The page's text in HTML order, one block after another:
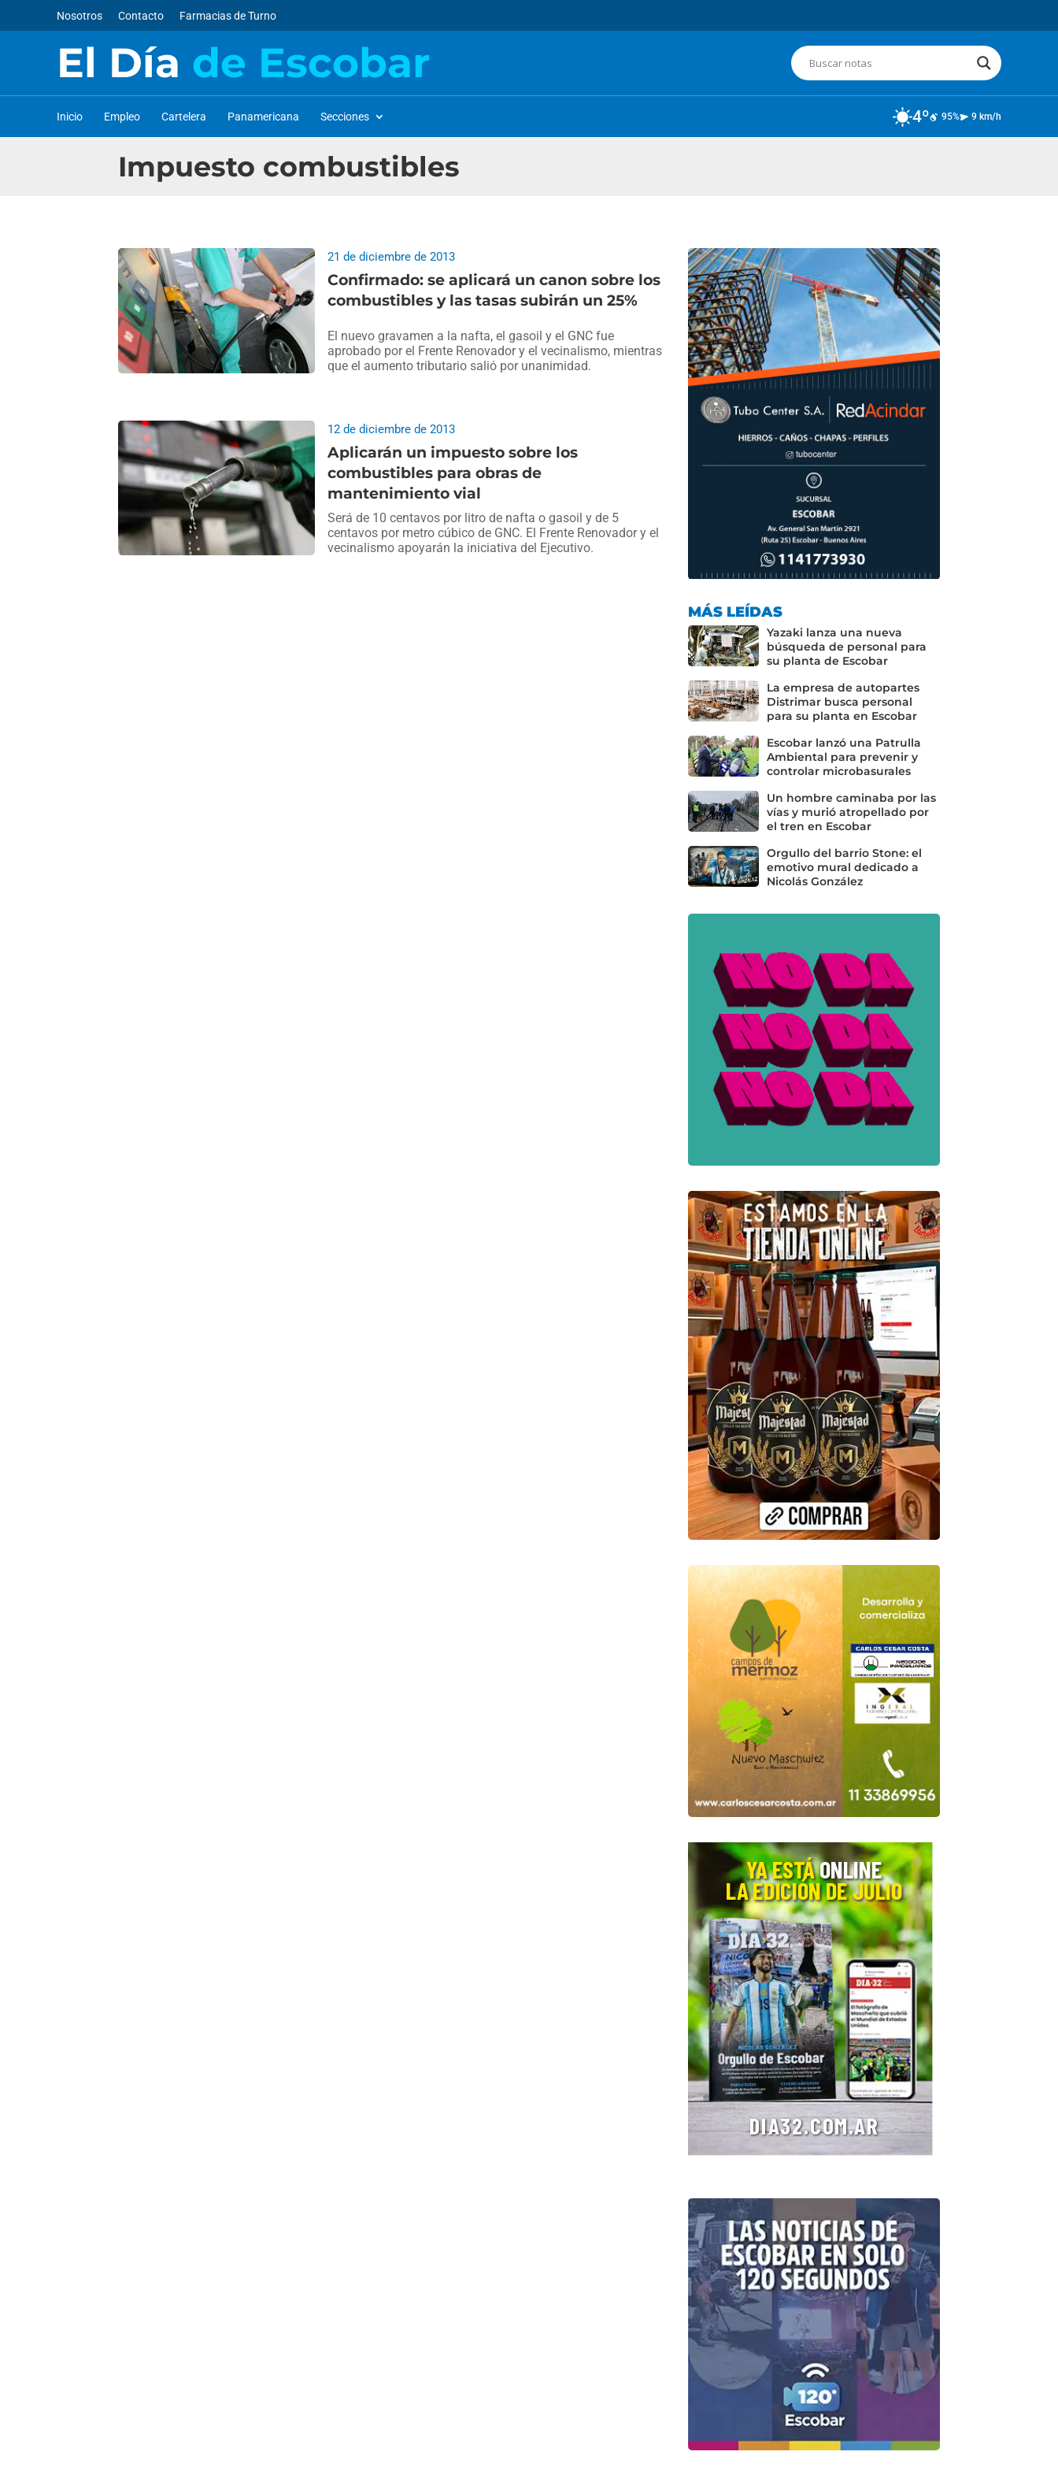
Nosotros Contacto Farmacias de Turno
El Día de Escobar
Inicio Empleo Cartelera Panamericana Secciones 4º 95% 9 km/h
Impuesto combustibles
Confirmado: se aplicará un canon sobre los
combustibles y las tasas subirán un 25%
21 de diciembre de 2013
El nuevo gravamen a la nafta, el gasoil y el GNC fue
aprobado por el Frente Renovador y el vecinalismo, mientras
que el aumento tributario salió por unanimidad.
Aplicarán un impuesto sobre los
combustibles para obras de
mantenimiento vial
12 de diciembre de 2013
Será de 10 centavos por litro de nafta o gasoil y de 5
centavos por metro cúbico de GNC. El Frente Renovador y el
vecinalismo apoyarán la iniciativa del Ejecutivo.
MÁS LEÍDAS
Yazaki lanza una nueva
búsqueda de personal para
su planta de Escobar
La empresa de autopartes
Distrimar busca personal
para su planta en Escobar
Escobar lanzó una Patrulla
Ambiental para prevenir y
controlar microbasurales
Un hombre caminaba por las
vías y murió atropellado por
el tren en Escobar
Orgullo del barrio Stone: el
emotivo mural dedicado a
Nicolás González